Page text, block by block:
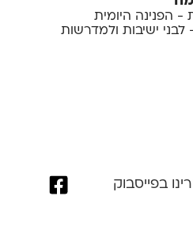
- הפנינה היומית
לבני ישיבות ולמדרשות
בפייסבוק